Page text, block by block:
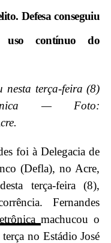
Defesa conseguiu
uso contínuo do
nesta terça-feira (8)
— Foto:
foi à Delegacia de
(Defla), no Acre,
terça-feira (8),
Fernandes
machucou o
no Estádio José